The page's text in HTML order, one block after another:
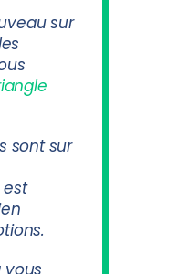
sur
sont sur
est
vous